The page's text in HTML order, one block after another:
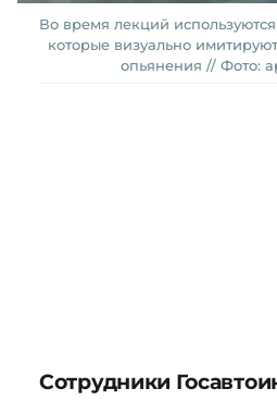
Во время лекций
которые визуально
опьянения // Фото:
Сотрудники